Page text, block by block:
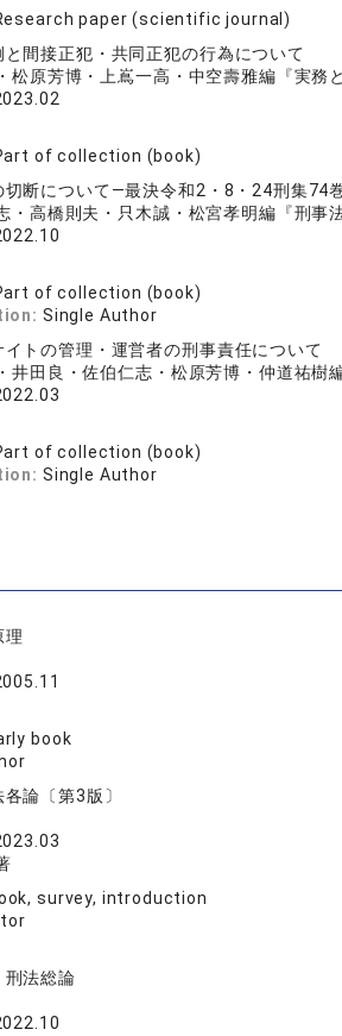
paper (scientific journal)
間接正犯・共同正犯の行為について
松原芳博・上嶌一高・中空壽雅編『実
of collection (book)
切断について―最決令和2・8・24刑集74
・高橋則夫・只木誠・松宮孝明編『刑
of collection (book)
Single Author
トの管理・運営者の刑事責任について
井田良・佐伯仁志・松原芳博・仲道祐
of collection (book)
Single Author
理
book
論〔第3版〕
survey, introduction
法総論